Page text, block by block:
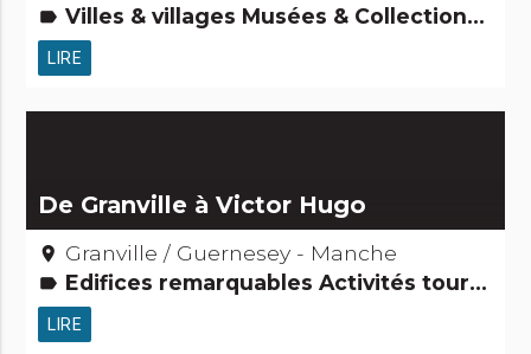
label Villes & villages Musées & Collections Archéologie et vieilles pierres Edifices remarquables Activités touristiques, sportives, culturelles
LIRE
De Granville à Victor Hugo
place Granville / Guernesey - Manche
label Edifices remarquables Activités touristiques, sportives, culturelles
LIRE